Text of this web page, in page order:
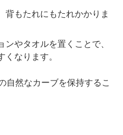
背もたれにもたれかかりま
やタオルを置くことで、
くなります。
自然なカーブを保持するこ